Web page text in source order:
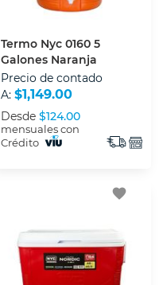
Termo Nyc 0160 5
Galones Naranja
Precio de contado
A: $1,149.00
Desde $124.00
mensuales con
Crédito
favorite